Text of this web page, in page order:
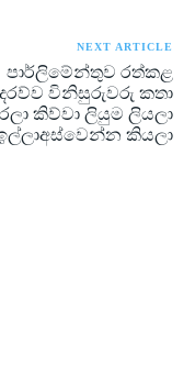
NEXT ARTICLE
පාර්ලිමේන්තුව රත්කළ
විනිසුරුවරු කතා
කිව්වා ලියුම ලියලා
කියලා